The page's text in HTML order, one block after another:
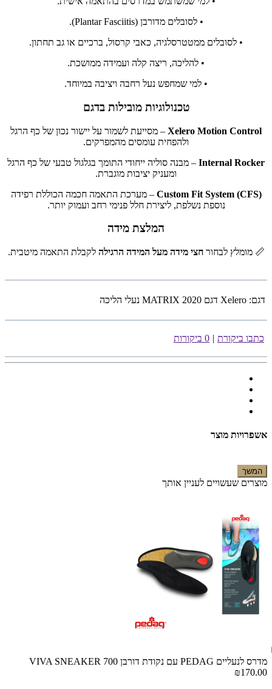
• לסובלים מדורבן (Plantar Fasciitis).
• לסובלים ממטטרסלגיה, כאבי קרסול, ברכיים או גב תחתון.
• להליכה, ריצה קלה ועמידה ממושכת.
• למי שמחפש נעל רחבה ויציבה במיוחד.
טכנולוגיות מובילות בדגם
Xelero Motion Control – מסייעת לשמור על יישור נכון של כף הרגל
ולהפחית עומסים מהמפרקים.
Internal Rocker – מבנה סוליה ייחודי התומך בגלגול טבעי של כף הרגל
ומעניק יציבות מוגברת.
Custom Fit System (CFS) – מערכת התאמה חכמה הכוללת רפידה
נוספת נשלפת, ליצירת חלל פנימי רחב ועמוק יותר.
המלצת מידה
📏 מומלץ לבחורחצי מידה מעל המידה הרגילה לקבלת התאמה מיטבית.
דגם: Xelero דגם MATRIX 2020 נעלי הליכה
כתבו ביקורת | 0 ביקורות
אשפרויות מוצר
המשך
מוצרים שעשויים לעניין אותך
מדרס לנעליים PEDAG עם נקודת דורבן 700 VIVA SNEAKER
₪170.00